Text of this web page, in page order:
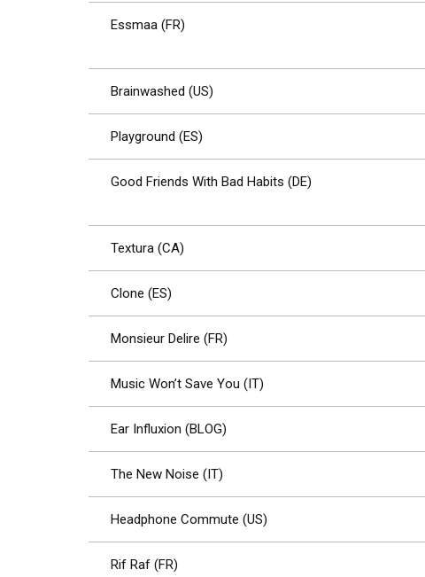
Essmaa (FR)
Brainwashed (US)
Playground (ES)
Good Friends With Bad Habits (DE)
Textura (CA)
Clone (ES)
Monsieur Delire (FR)
Music Won’t Save You (IT)
Ear Influxion (BLOG)
The New Noise (IT)
Headphone Commute (US)
Rif Raf (FR)